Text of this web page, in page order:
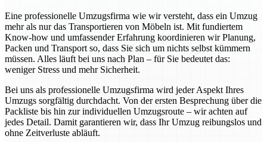
Eine professionelle Umzugsfirma wie wir versteht, dass ein Umzug
mehr als nur das Transportieren von Möbeln ist. Mit fundiertem
Know-how und umfassender Erfahrung koordinieren wir Planung,
Packen und Transport so, dass Sie sich um nichts selbst kümmern
müssen. Alles läuft bei uns nach Plan – für Sie bedeutet das:
weniger Stress und mehr Sicherheit.
Bei uns als professionelle Umzugsfirma wird jeder Aspekt Ihres
Umzugs sorgfältig durchdacht. Von der ersten Besprechung über die
Packliste bis hin zur individuellen Umzugsroute – wir achten auf
jedes Detail. Damit garantieren wir, dass Ihr Umzug reibungslos und
ohne Zeitverluste abläuft.